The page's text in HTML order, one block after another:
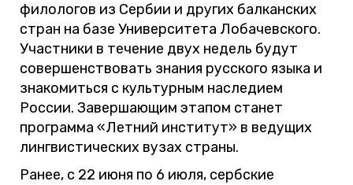
филологов из Сербии и других балканских
стран на базе Университета Лобачевского.
Участники в течение двух недель будут
совершенствовать знания русского языка и
знакомиться с культурным наследием
России. Завершающим этапом станет
программа «Летний институт» в ведущих
лингвистических вузах страны.
Ранее, с 22 июня по 6 июля, сербские